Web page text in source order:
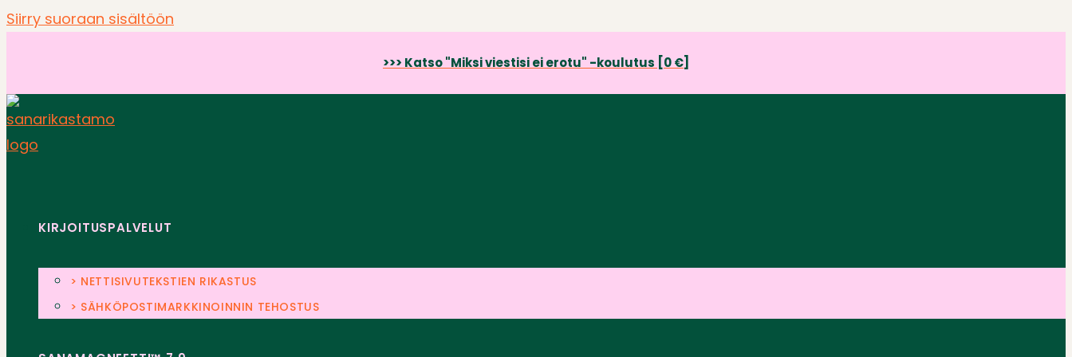
Siirry suoraan sisältöön
>>> Katso "Miksi viestisi ei erotu" -koulutus [0 €]
KIRJOITUSPALVELUT
> NETTISIVUTEKSTIEN RIKASTUS
> SÄHKÖPOSTIMARKKINOINNIN TEHOSTUS